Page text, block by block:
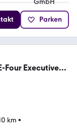
Parken
Four Executive
km •